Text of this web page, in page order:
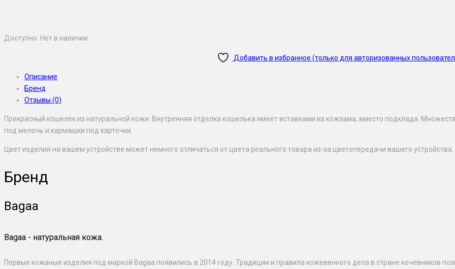
Доступно: Нет в наличии
Добавить в избранное (только для авторизованных
Описание
Бренд
Отзывы (0)
Прекрасный кошелек из натуральной кожи. Внутренняя отделка кошелька имеет вставками из кожзама, вместо подклада.
под мелочь и кармашки под карточки.
Цвет изделия на вашем устройстве может немного отличаться от цвета реального товара из-за цветопередачи вашего устройства.
Бренд
Bagaa
Bagaa - натуральная кожа.
Первые кожаные изделия под маркой Bagaa появились в 2014 году. Традиции и правила кожевенного дела в стране кочевников